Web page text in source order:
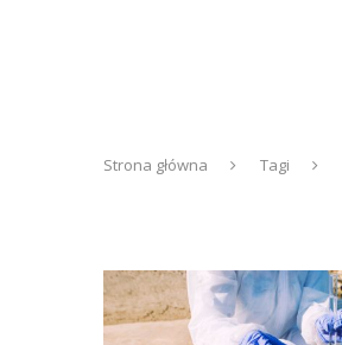
Strona główna Tagi